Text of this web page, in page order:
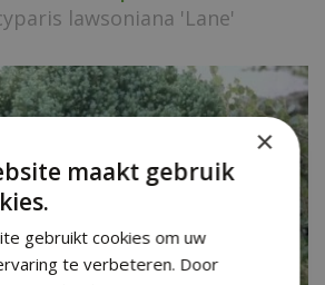
lawsoniana 'Lane'
×
maakt gebruik
gebruikt cookies om uw
te verbeteren. Door